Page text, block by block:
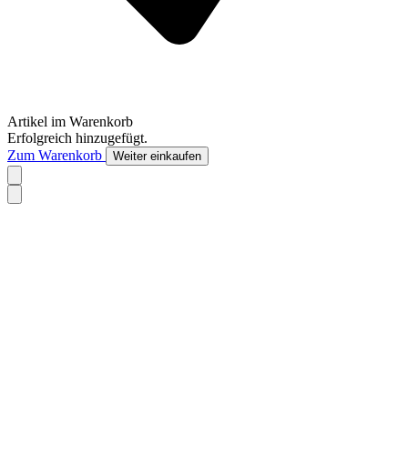
Artikel im Warenkorb
Erfolgreich hinzugefügt.
Zum Warenkorb
Weiter einkaufen